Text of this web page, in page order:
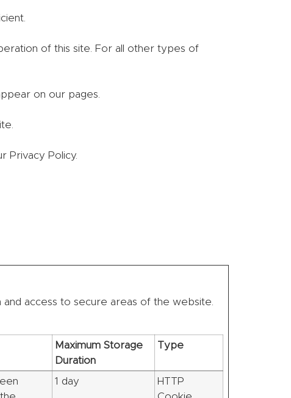
of this site. For all other types of
on our pages.
Privacy Policy.
access to secure areas of the website.
Maximum Storage
Duration
Type
1 day
HTTP